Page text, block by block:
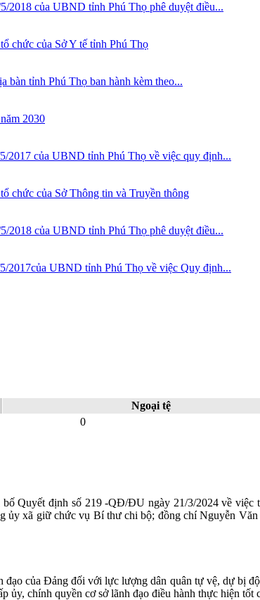
của UBND tỉnh Phú Thọ phê duyệt điều...
chức của Sở Y tế tỉnh Phú Thọ
bàn tỉnh Phú Thọ ban hành kèm theo...
2030
2017 của UBND tỉnh Phú Thọ về việc quy định...
chức của Sở Thông tin và Truyền thông
của UBND tỉnh Phú Thọ phê duyệt điều...
2017của UBND tỉnh Phú Thọ về việc Quy định...
Ngoại tệ
0
Quyết định số 219 -QĐ/ĐU ngày 21/3/2024 về
xã giữ chức vụ Bí thư chi bộ; đồng chí Nguyễn
đạo của Đảng đối với lực lượng dân quân tự vệ, dự bị
chính quyền cơ sở lãnh đạo điều hành thực hiện tốt